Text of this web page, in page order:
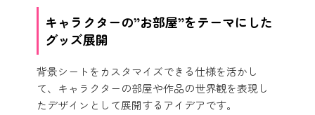
キャラクターの”お部屋”をテーマにした
グッズ展開
背景シートをカスタマイズできる仕様を活かし
て、キャラクターの部屋や作品の世界観を表現し
たデザインとして展開するアイデアです。